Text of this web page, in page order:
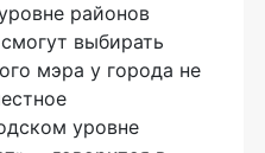
районов
выбирать
мэра у города не
уровне